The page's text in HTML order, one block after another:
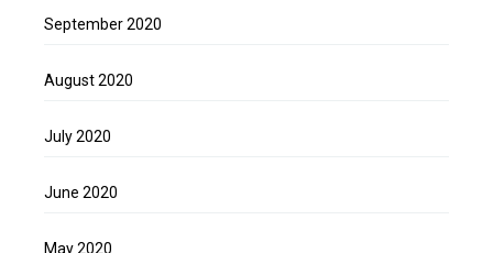
September 2020
August 2020
July 2020
June 2020
May 2020